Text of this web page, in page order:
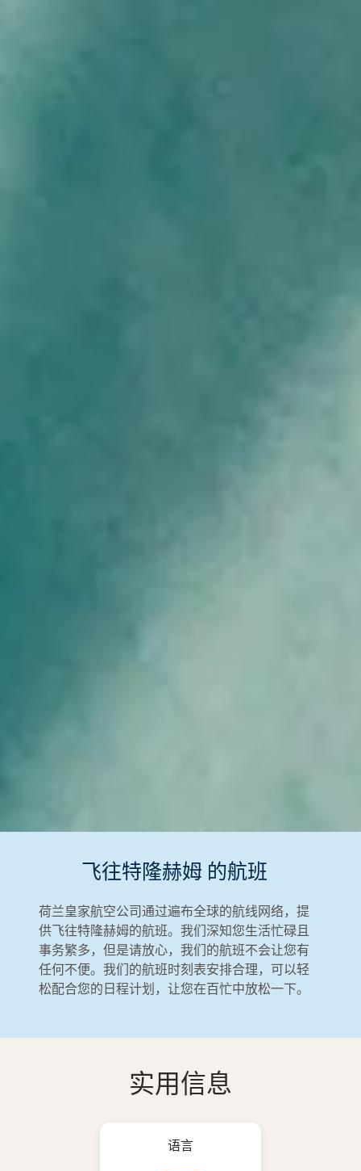
飞往特隆赫姆 的航班
荷兰皇家航空公司通过遍布全球的航线网络，提
供飞往特隆赫姆的航班。我们深知您生活忙碌且
事务繁多，但是请放心，我们的航班不会让您有
任何不便。我们的航班时刻表安排合理，可以轻
松配合您的日程计划，让您在百忙中放松一下。
实用信息
语言